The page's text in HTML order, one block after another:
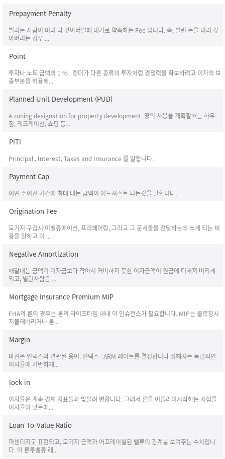
Prepayment Penalty
빌리는 사람이 미리 다 갚아버릴때 내기로 약속하는 Fee 입니다. 즉, 빌린 돈을 미리 갚
아버리는 경우 ...
Point
투자나 노트 금액의 1 % . 렌더가 다른 종류의 투자처럼 경쟁력을 확보하려고 이자의 보
충부분을 허용해...
Planned Unit Development (PUD)
A zoning designation for property development. 땅의 사용을 계획할때는 하우
징, 레크레이션, 쇼핑 등...
PITI
Principal , Interest, Taxes and Insurance 를 말합니다.
Payment Cap
어떤 주어진 기간에 최대 내는 금액이 어드져스트 되는것을 말합니다.
Origination Fee
모기지 구입시 이벨류에이션, 프리페어링, 그리고 그 문서들을 전달하는데 쓰게 되는 비
용을 말하고 이 ...
Negative Amortization
매달내는 금액이 이자금보다 작아서 커버하지 못한 이자금액이 원금에 더해져 버리게
되고, 빌린사람은 ...
Mortgage Insurance Premium MIP
FHA의 론의 경우는 론의 라이프타임 내내 이 인슈런스가 필요합니다. MIP는 클로징시
지불해버리거나 론...
Margin
마진은 인덱스와 연관된 용어. 인덱스 : ARM 레이트를 결정합니다 정해지는 독립적인
이자율에 기반하게...
lock in
이자율은 계속 경제 지표들과 맞물려 변합니다. 그래서 론을 어플라이시작하는 시점을
이자율이 낮은때...
Loan-To-Value Ratio
퍼센티지로 표현되고, 모기지 금액과 어프레이졀된 밸류의 관계를 보여주는 수치입니
다. 이 론투밸류 레...